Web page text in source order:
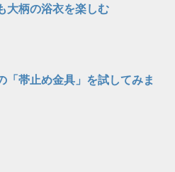
大柄の浴衣を楽しむ
「帯止め金具」を試してみま